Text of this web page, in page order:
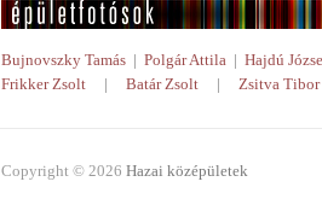
Bujnovszky Tamás | Polgár Attila | Hajdú
Frikker Zsolt | Batár Zsolt | Zsitva Tibor
Copyright © 2026 Hazai középületek